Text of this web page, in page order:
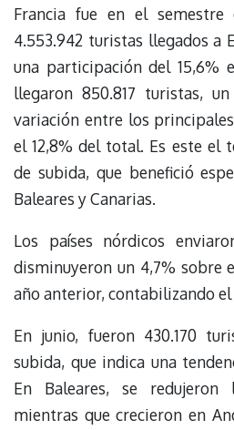
Francia fue en el
4.553.942 turistas llegados a
una participación del 15,6%
llegaron 850.817 turistas,
variación entre los
el 12,8% del total. Es este el
de subida, que benefició
Baleares y Canarias.
Los países nórdicos
disminuyeron un 4,7% sobre
año anterior, contabilizando
En junio, fueron 430.170
subida, que indica una
En Baleares, se redujeron
mientras que crecieron en